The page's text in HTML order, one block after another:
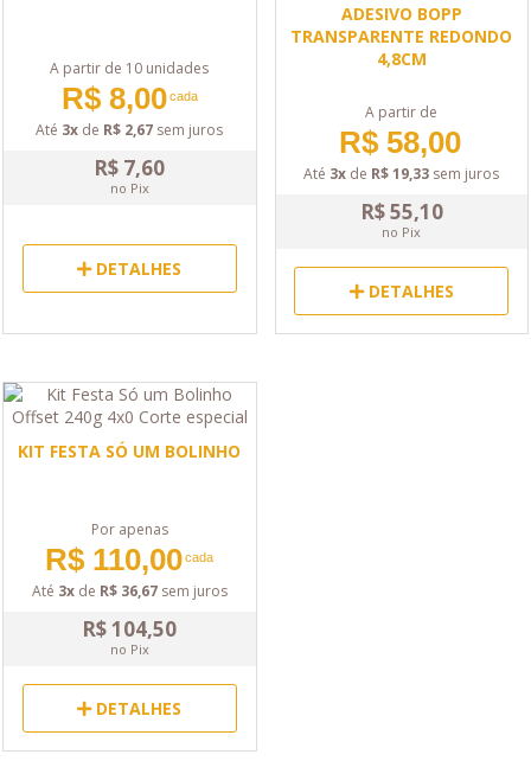
A partir de 10 unidades
R$ 8,00cada
Até 3x de R$ 2,67 sem juros
R$ 7,60
no Pix
DETALHES
ADESIVO BOPP
TRANSPARENTE REDONDO
4,8CM
A partir de
R$ 58,00
Até 3x de R$ 19,33 sem juros
R$ 55,10
no Pix
DETALHES
KIT FESTA SÓ UM BOLINHO
Por apenas
R$ 110,00cada
Até 3xde R$ 36,67sem juros
R$ 104,50
no Pix
DETALHES